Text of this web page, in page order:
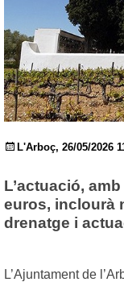
L'Arboç, 26/05/2026
L’actuació,
euros, inclourà
drenatge i
L’Ajuntament de